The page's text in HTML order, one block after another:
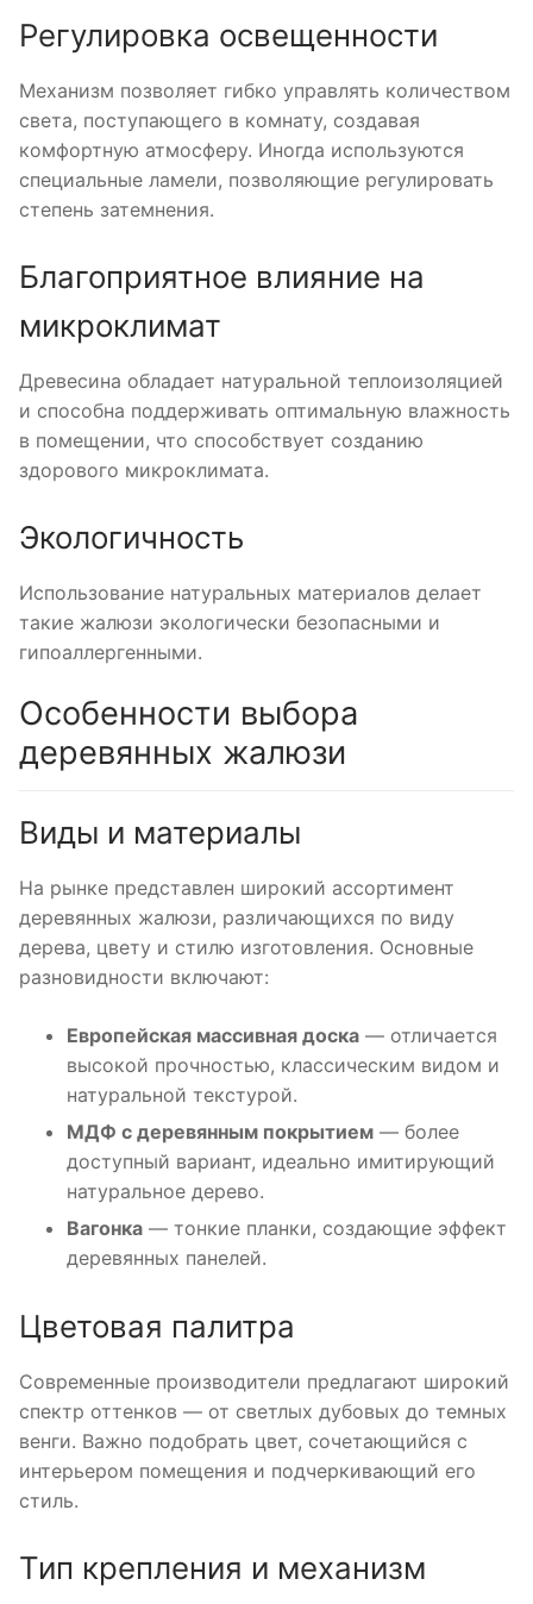
Регулировка освещенности
Механизм позволяет гибко управлять количеством
света, поступающего в комнату, создавая
комфортную атмосферу. Иногда используются
специальные ламели, позволяющие регулировать
степень затемнения.
Благоприятное влияние на
микроклимат
Древесина обладает натуральной теплоизоляцией
и способна поддерживать оптимальную влажность
в помещении, что способствует созданию
здорового микроклимата.
Экологичность
Использование натуральных материалов делает
такие жалюзи экологически безопасными и
гипоаллергенными.
Особенности выбора
деревянных жалюзи
Виды и материалы
На рынке представлен широкий ассортимент
деревянных жалюзи, различающихся по виду
дерева, цвету и стилю изготовления. Основные
разновидности включают:
Европейская массивная доска — отличается
высокой прочностью, классическим видом и
натуральной текстурой.
МДФ с деревянным покрытием — более
доступный вариант, идеально имитирующий
натуральное дерево.
Вагонка — тонкие планки, создающие эффект
деревянных панелей.
Цветовая палитра
Современные производители предлагают широкий
спектр оттенков — от светлых дубовых до темных
венги. Важно подобрать цвет, сочетающийся с
интерьером помещения и подчеркивающий его
стиль.
Тип крепления и механизм